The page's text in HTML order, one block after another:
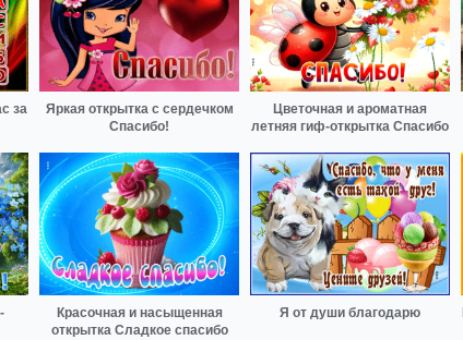
за
Яркая открытка с сердечком
Спасибо!
Цветочная и ароматная
летняя гиф-открытка Спасибо
Красочная и насыщенная
открытка Сладкое спасибо
Я от души благодарю